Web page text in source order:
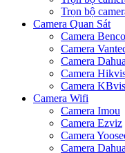
Trọn bộ
Camera Quan Sát
Camera Benco
Camera
Camera Dahua
Camera
Camera
Camera Wifi
Camera Imou
Camera Ezviz
Camera
Camera